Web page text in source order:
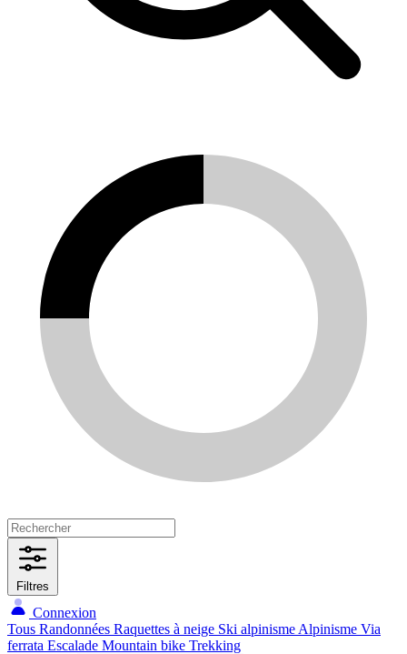
Filtres
Connexion
Tous Randonnées Raquettes à neige Ski alpinisme Alpinisme Via
ferrata Escalade Mountain bike Trekking